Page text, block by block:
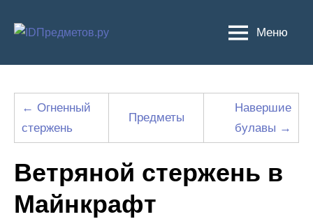
Меню
← Огненный
стержень
Предметы
Навершие
булавы →
Ветряной стержень в
Майнкрафт